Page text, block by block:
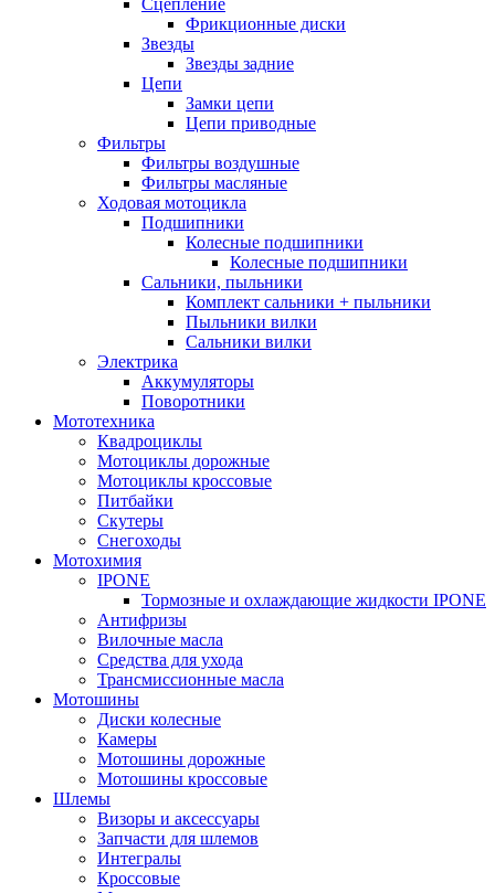
Cцепление
Фрикционные диски
Звезды
Звезды задние
Цепи
Замки цепи
Цепи приводные
Фильтры
Фильтры воздушные
Фильтры масляные
Ходовая мотоцикла
Подшипники
Колесные подшипники
Колесные подшипники
Сальники, пыльники
Комплект сальники + пыльники
Пыльники вилки
Сальники вилки
Электрика
Аккумуляторы
Поворотники
Мототехника
Квадроциклы
Мотоциклы дорожные
Мотоциклы кроссовые
Питбайки
Скутеры
Снегоходы
Мотохимия
IPONE
Тормозные и охлаждающие жидкости IPONE
Антифризы
Вилочные масла
Средства для ухода
Трансмиссионные масла
Мотошины
Диски колесные
Камеры
Мотошины дорожные
Мотошины кроссовые
Шлемы
Визоры и аксессуары
Запчасти для шлемов
Интегралы
Кроссовые